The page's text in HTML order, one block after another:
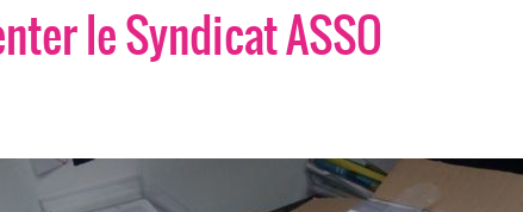
le Syndicat ASSO